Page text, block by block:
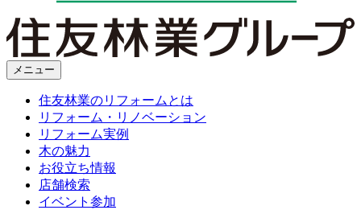
メニュー
住友林業のリフォームとは
リフォーム・リノベーション
リフォーム実例
木の魅力
お役立ち情報
店舗検索
イベント参加